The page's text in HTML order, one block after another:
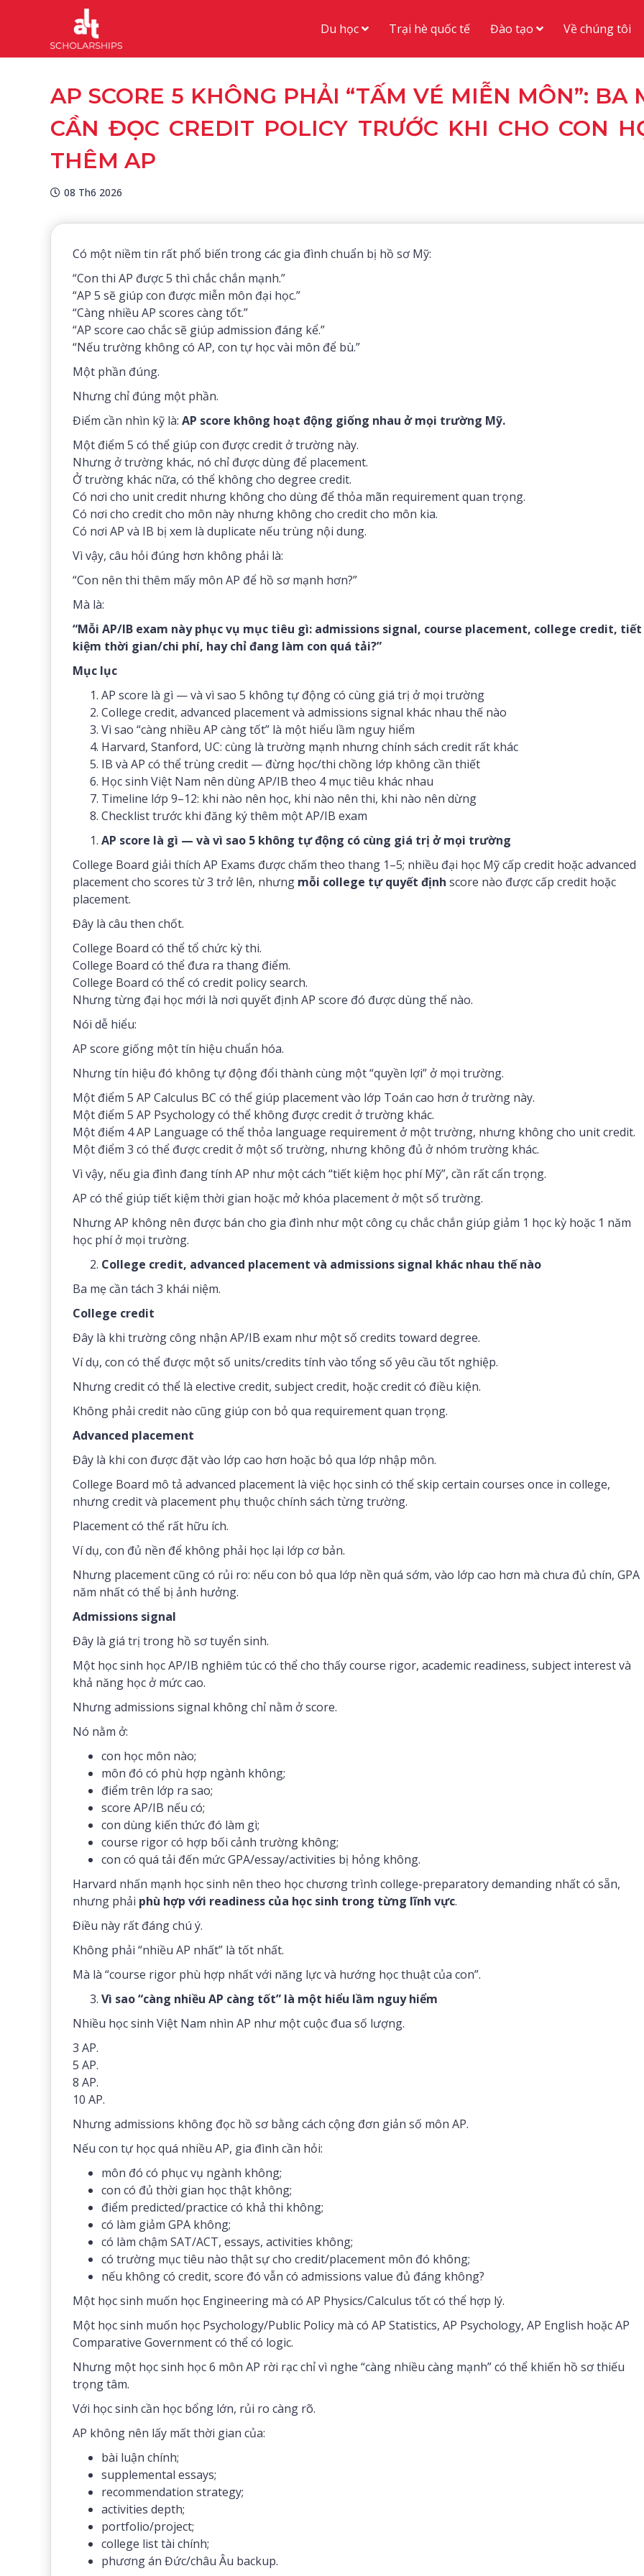
Du học Trại hè quốc tế Đào tạo Về chúng tôi
AP SCORE 5 KHÔNG PHẢI “TẤM VÉ MIỄN MÔN”: BA
CẦN ĐỌC CREDIT POLICY TRƯỚC KHI CHO CON
THÊM AP
08 Th6 2026
Có một niềm tin rất phổ biến trong các gia đình chuẩn bị hồ sơ Mỹ:
“Con thi AP được 5 thì chắc chắn mạnh.”
“AP 5 sẽ giúp con được miễn môn đại học.”
“Càng nhiều AP scores càng tốt.”
“AP score cao chắc sẽ giúp admission đáng kể.”
“Nếu trường không có AP, con tự học vài môn để bù.”
Một phần đúng.
Nhưng chỉ đúng một phần.
Điểm cần nhìn kỹ là: AP score không hoạt động giống nhau ở mọi trường Mỹ.
Một điểm 5 có thể giúp con được credit ở trường này.
Nhưng ở trường khác, nó chỉ được dùng để placement.
Ở trường khác nữa, có thể không cho degree credit.
Có nơi cho unit credit nhưng không cho dùng để thỏa mãn requirement quan trọng.
Có nơi cho credit cho môn này nhưng không cho credit cho môn kia.
Có nơi AP và IB bị xem là duplicate nếu trùng nội dung.
Vì vậy, câu hỏi đúng hơn không phải là:
“Con nên thi thêm mấy môn AP để hồ sơ mạnh hơn?”
Mà là:
“Mỗi AP/IB exam này phục vụ mục tiêu gì: admissions signal, course placement, college credit, tiết
kiệm thời gian/chi phí, hay chỉ đang làm con quá tải?”
Mục lục
AP score là gì — và vì sao 5 không tự động có cùng giá trị ở mọi trường
College credit, advanced placement và admissions signal khác nhau thế nào
Vì sao “càng nhiều AP càng tốt” là một hiểu lầm nguy hiểm
Harvard, Stanford, UC: cùng là trường mạnh nhưng chính sách credit rất khác
IB và AP có thể trùng credit — đừng học/thi chồng lớp không cần thiết
Học sinh Việt Nam nên dùng AP/IB theo 4 mục tiêu khác nhau
Timeline lớp 9–12: khi nào nên học, khi nào nên thi, khi nào nên dừng
Checklist trước khi đăng ký thêm một AP/IB exam
AP score là gì — và vì sao 5 không tự động có cùng giá trị ở mọi trường
College Board giải thích AP Exams được chấm theo thang 1–5; nhiều đại học Mỹ cấp credit hoặc advanced
placement cho scores từ 3 trở lên, nhưng mỗi college tự quyết định score nào được cấp credit hoặc
placement.
Đây là câu then chốt.
College Board có thể tổ chức kỳ thi.
College Board có thể đưa ra thang điểm.
College Board có thể có credit policy search.
Nhưng từng đại học mới là nơi quyết định AP score đó được dùng thế nào.
Nói dễ hiểu:
AP score giống một tín hiệu chuẩn hóa.
Nhưng tín hiệu đó không tự động đổi thành cùng một “quyền lợi” ở mọi trường.
Một điểm 5 AP Calculus BC có thể giúp placement vào lớp Toán cao hơn ở trường này.
Một điểm 5 AP Psychology có thể không được credit ở trường khác.
Một điểm 4 AP Language có thể thỏa language requirement ở một trường, nhưng không cho unit credit.
Một điểm 3 có thể được credit ở một số trường, nhưng không đủ ở nhóm trường khác.
Vì vậy, nếu gia đình đang tính AP như một cách “tiết kiệm học phí Mỹ”, cần rất cẩn trọng.
AP có thể giúp tiết kiệm thời gian hoặc mở khóa placement ở một số trường.
Nhưng AP không nên được bán cho gia đình như một công cụ chắc chắn giúp giảm 1 học kỳ hoặc 1 năm
học phí ở mọi trường.
College credit, advanced placement và admissions signal khác nhau thế nào
Ba mẹ cần tách 3 khái niệm.
College credit
Đây là khi trường công nhận AP/IB exam như một số credits toward degree.
Ví dụ, con có thể được một số units/credits tính vào tổng số yêu cầu tốt nghiệp.
Nhưng credit có thể là elective credit, subject credit, hoặc credit có điều kiện.
Không phải credit nào cũng giúp con bỏ qua requirement quan trọng.
Advanced placement
Đây là khi con được đặt vào lớp cao hơn hoặc bỏ qua lớp nhập môn.
College Board mô tả advanced placement là việc học sinh có thể skip certain courses once in college,
nhưng credit và placement phụ thuộc chính sách từng trường.
Placement có thể rất hữu ích.
Ví dụ, con đủ nền để không phải học lại lớp cơ bản.
Nhưng placement cũng có rủi ro: nếu con bỏ qua lớp nền quá sớm, vào lớp cao hơn mà chưa đủ chín, GPA
năm nhất có thể bị ảnh hưởng.
Admissions signal
Đây là giá trị trong hồ sơ tuyển sinh.
Một học sinh học AP/IB nghiêm túc có thể cho thấy course rigor, academic readiness, subject interest và
khả năng học ở mức cao.
Nhưng admissions signal không chỉ nằm ở score.
Nó nằm ở:
con học môn nào;
môn đó có phù hợp ngành không;
điểm trên lớp ra sao;
score AP/IB nếu có;
con dùng kiến thức đó làm gì;
course rigor có hợp bối cảnh trường không;
con có quá tải đến mức GPA/essay/activities bị hỏng không.
Harvard nhấn mạnh học sinh nên theo học chương trình college-preparatory demanding nhất có sẵn,
nhưng phải phù hợp với readiness của học sinh trong từng lĩnh vực.
Điều này rất đáng chú ý.
Không phải “nhiều AP nhất” là tốt nhất.
Mà là “course rigor phù hợp nhất với năng lực và hướng học thuật của con”.
Vì sao “càng nhiều AP càng tốt” là một hiểu lầm nguy hiểm
Nhiều học sinh Việt Nam nhìn AP như một cuộc đua số lượng.
3 AP.
5 AP.
8 AP.
10 AP.
Nhưng admissions không đọc hồ sơ bằng cách cộng đơn giản số môn AP.
Nếu con tự học quá nhiều AP, gia đình cần hỏi:
môn đó có phục vụ ngành không;
con có đủ thời gian học thật không;
điểm predicted/practice có khả thi không;
có làm giảm GPA không;
có làm chậm SAT/ACT, essays, activities không;
có trường mục tiêu nào thật sự cho credit/placement môn đó không;
nếu không có credit, score đó vẫn có admissions value đủ đáng không?
Một học sinh muốn học Engineering mà có AP Physics/Calculus tốt có thể hợp lý.
Một học sinh muốn học Psychology/Public Policy mà có AP Statistics, AP Psychology, AP English hoặc AP
Comparative Government có thể có logic.
Nhưng một học sinh học 6 môn AP rời rạc chỉ vì nghe “càng nhiều càng mạnh” có thể khiến hồ sơ thiếu
trọng tâm.
Với học sinh cần học bổng lớn, rủi ro càng rõ.
AP không nên lấy mất thời gian của:
bài luận chính;
supplemental essays;
recommendation strategy;
activities depth;
portfolio/project;
college list tài chính;
phương án Đức/châu Âu backup.